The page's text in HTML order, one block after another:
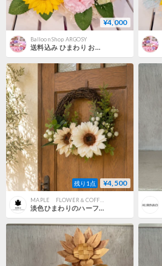
¥4,000
Balloon Shop ARGOSY
送料込み ひまわり お洒落に飾れる お誕生日 開店祝いなどに ソープフラワーバルーンBOXギフト
残り1点 ¥4,500